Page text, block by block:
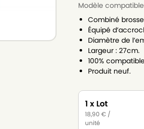
Modèle
Combiné brosse
Équipé
Diamètre de
Largeur : 27cm.
100%
Produit neuf.
1 x Lot
18,90€ /
unité